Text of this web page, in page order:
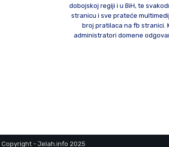
dobojskoj regiji i u BiH, te
stranicu i sve prateće
broj pratilaca na fb stranici.
administratori domene
- Jelah.info 2025